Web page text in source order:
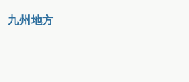
九州地方